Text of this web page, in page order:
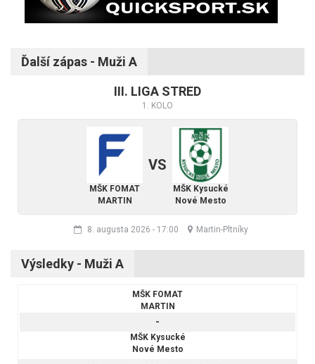
Ďalší zápas - Muži A
III. LIGA STRED
1. KOLO
MŠK FOMAT
MARTIN
VS
MŠK Kysucké
Nové Mesto
8. augusta 2026 - 17:00 Martin-Pltníky
Výsledky - Muži A
MŠK FOMAT
MARTIN
-
MŠK Kysucké
Nové Mesto